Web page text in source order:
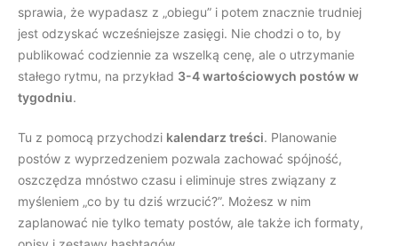
sprawia, że wypadasz z „obiegu” i potem znacznie trudniej
jest odzyskać wcześniejsze zasięgi. Nie chodzi o to, by
publikować codziennie za wszelką cenę, ale o utrzymanie
stałego rytmu, na przykład 3-4 wartościowych postów w
tygodniu.
Tu z pomocą przychodzi kalendarz treści. Planowanie
postów z wyprzedzeniem pozwala zachować spójność,
oszczędza mnóstwo czasu i eliminuje stres związany z
myśleniem „co by tu dziś wrzucić?”. Możesz w nim
zaplanować nie tylko tematy postów, ale także ich formaty,